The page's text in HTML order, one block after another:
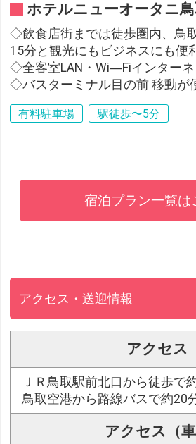
ホテルニューオータニ
◇飲食店街までは徒歩圏内、鳥
15分と観光にもビジネスにも便
◇全客室LAN・Wi―Fiインター
◇バスターミナル目の前 移動が
有料駐車場 駅徒歩〜5分
宿泊プラン一覧は
アクセス・送迎情報
アクセス
ＪＲ鳥取駅前北口から徒歩で
鳥取空港から路線バスで約20
アクセス（車